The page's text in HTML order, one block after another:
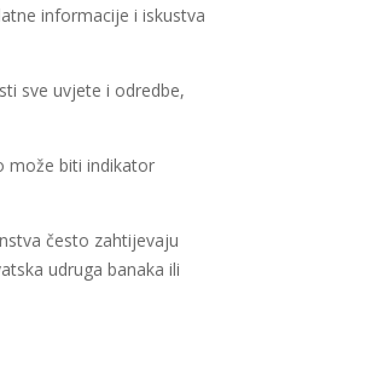
informacije i iskustva
sve uvjete i odredbe,
može biti indikator
često zahtijevaju
udruga banaka ili